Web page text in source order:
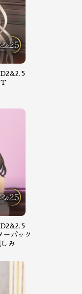
T
ーパック
み